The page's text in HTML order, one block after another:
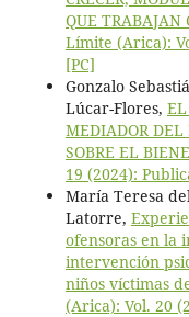
QUE TRABAJAN
Límite (Arica):
[PC]
Gonzalo
Lúcar-Flores,
MEDIADOR
SOBRE EL
19 (2024):
María Teresa
Latorre,
ofensoras en la
intervención
niños víctimas
(Arica): Vol. 20